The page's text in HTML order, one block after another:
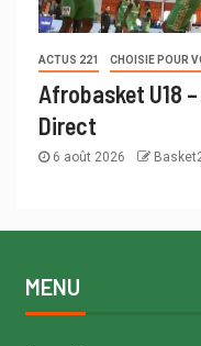
ACTUS 221 CHOISIE POUR
Afrobasket U18
Direct
6 août 2026
MENU